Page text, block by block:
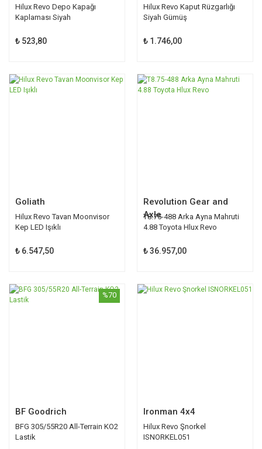
Hilux Revo Depo Kapağı
Kaplaması Siyah
₺ 523,80
Hilux Revo Kaput Rüzgarlığı
Siyah Gümüş
₺ 1.746,00
Goliath
Hilux Revo Tavan Moonvisor
Kep LED Işıklı
₺ 6.547,50
Revolution Gear and
Axle
T8.75-488 Arka Ayna Mahruti
4.88 Toyota Hlux Revo
₺ 36.957,00
BF Goodrich
BFG 305/55R20 All-Terrain KO2
Lastik
%70
Ironman 4x4
Hilux Revo Şnorkel
ISNORKEL051